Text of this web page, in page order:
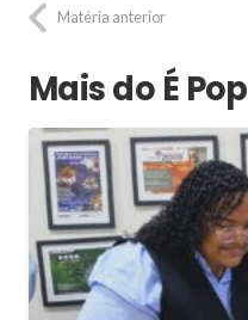
Matéria anterior
Mais do É Pop